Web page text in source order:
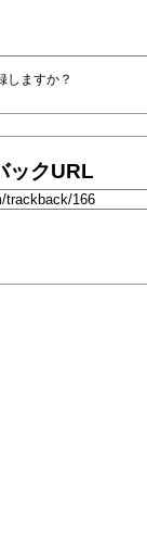
しますか？
ックURL